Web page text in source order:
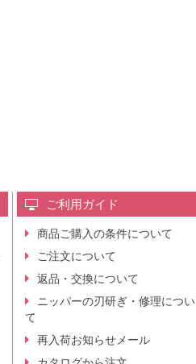
ご利用ガイド
商品ご購入の条件について
ご注文について
返品・交換について
ニッパーの刃研ぎ・修理につい
て
再入荷お知らせメール